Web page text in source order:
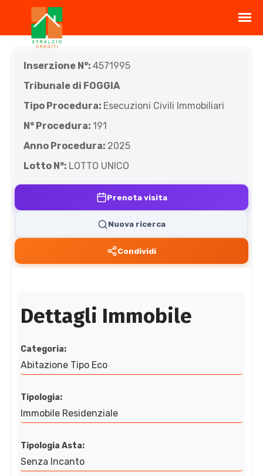
Inserzione N°: 4571995
Tribunale di FOGGIA
Tipo Procedura: Esecuzioni Civili Immobiliari
N° Procedura: 191
Anno Procedura: 2025
Lotto N°: LOTTO UNICO
Prenota visita
Nuova ricerca
Condividi
Dettagli Immobile
Categoria:
Abitazione Tipo Eco
Tipologia:
Immobile Residenziale
Tipologia Asta:
Senza Incanto